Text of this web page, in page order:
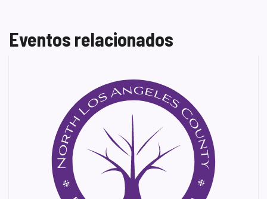
Eventos relacionados